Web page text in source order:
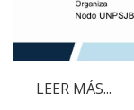
LEER MÁS...